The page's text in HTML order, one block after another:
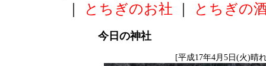
とちぎのお社 とちぎの
今日の神社
[平成17年4月5日(火)晴